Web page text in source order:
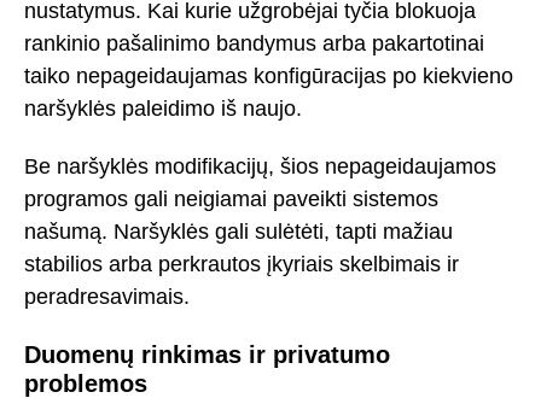
nustatymus. Kai kurie užgrobėjai tyčia blokuoja
rankinio pašalinimo bandymus arba pakartotinai
taiko nepageidaujamas konfigūracijas po kiekvieno
naršyklės paleidimo iš naujo.
Be naršyklės modifikacijų, šios nepageidaujamos
programos gali neigiamai paveikti sistemos
našumą. Naršyklės gali sulėtėti, tapti mažiau
stabilios arba perkrautos įkyriais skelbimais ir
peradresavimais.
Duomenų rinkimas ir privatumo
problemos